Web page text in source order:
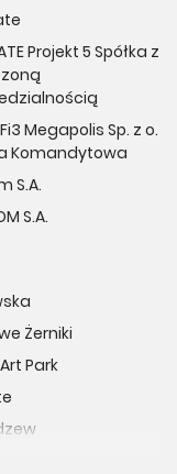
Projekt 5 Spółka z
Megapolis Sp. z o.
Komandytowa
S.A.
S.A.
Żerniki
Park